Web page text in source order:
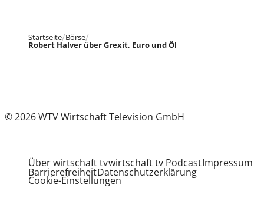
Startseite Börse
Robert Halver über Grexit, Euro und Öl
© 2026 WTV Wirtschaft Television GmbH
Über wirtschaft tvwirtschaft tv PodcastImpressum
BarrierefreiheitDatenschutzerklärung
Cookie-Einstellungen